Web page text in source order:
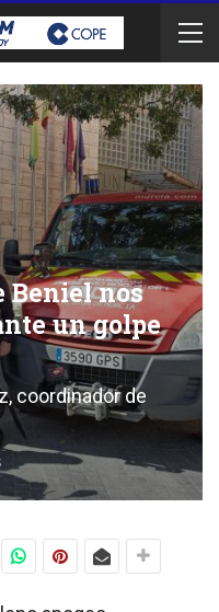
Beniel nos
un golpe
coordinador de